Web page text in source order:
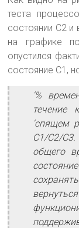
теста
состоянии C2 и
на графике
опустился
состояние С1,
‘%
течение
‘спящем
С1/С2/С3.
общего